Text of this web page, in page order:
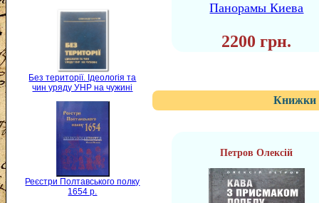
Без території. Ідеологія та
чин уряду УНР на чужині
Реєстри Полтавського полку
1654 р.
Панорамы Киева
2200 грн.
Книжки
Петров Олексій